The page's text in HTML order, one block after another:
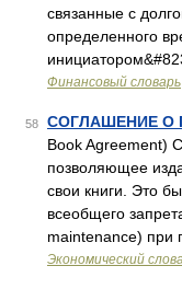
связанные с
определенного
Финансовый словарь
58 СОГЛАШЕНИЕ О
Book Agreement)
позволяющее
свои книги. Это
всеобщего
maintenance) при
Экономический